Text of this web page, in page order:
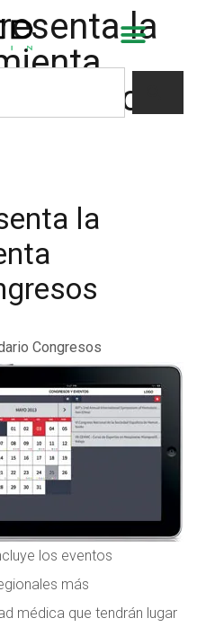
la
la
Congresos
los eventos
más
médica que tendrán lugar